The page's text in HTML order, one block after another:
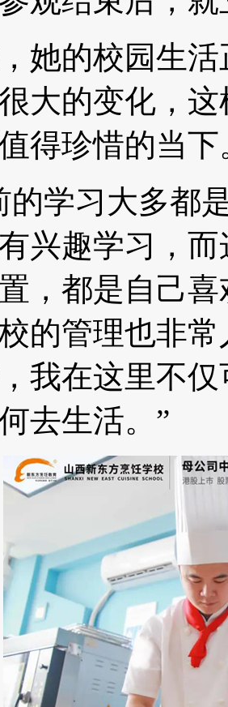
的校园生活
大的变化，
得珍惜的当下
习大多都是
兴趣学习，
，都是自己
的管理也非
我在这里不
去生活。”